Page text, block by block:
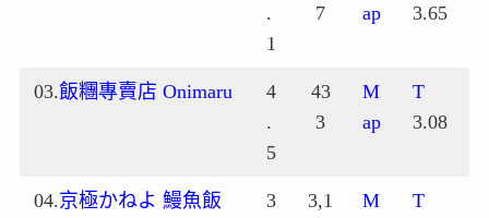
.
1
7
ap
3.65
03.飯糰專賣店 Onimaru
4
.
5
43
3
M
ap
T
3.08
04.京極かねよ 鰻魚飯
3
3,1
M
T